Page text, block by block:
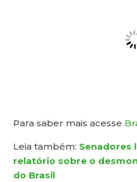
Para saber mais acesse
Leia também: Senadores
relatório sobre o
do Brasil